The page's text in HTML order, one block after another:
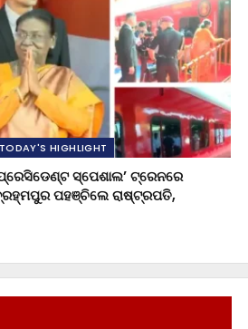
TODAY'S HIGHLIGHT
ସ୍ପେଶାଲ’ ଟ୍ରେନରେ
ପହଞ୍ଚିଲେ ରାଷ୍ଟ୍ରପତି,